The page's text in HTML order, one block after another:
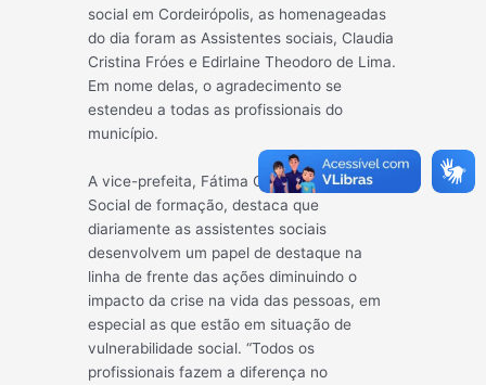
social em Cordeirópolis, as homenageadas
do dia foram as Assistentes sociais, Claudia
Cristina Fróes e Edirlaine Theodoro de Lima.
Em nome delas, o agradecimento se
estendeu a todas as profissionais do
município.
A vice-prefeita, Fátima Celin, e Assistente
Social de formação, destaca que
diariamente as assistentes sociais
desenvolvem um papel de destaque na
linha de frente das ações diminuindo o
impacto da crise na vida das pessoas, em
especial as que estão em situação de
vulnerabilidade social. “Todos os
profissionais fazem a diferença no